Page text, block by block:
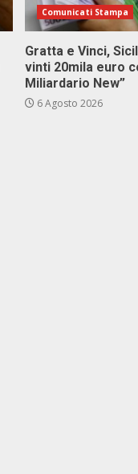
Comunicati Stampa
Gratta e Vinci,
vinti 20mila euro
Miliardario New”
6 Agosto 2026